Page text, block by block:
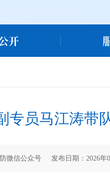
开
专员马江涛带
微信公众号 发布日期：2026年